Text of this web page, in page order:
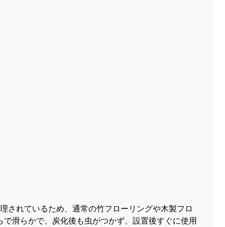
されているため、通常の竹フローリングや木製フロ
滑らかで、炭化後も虫がつかず、設置後すぐに使用